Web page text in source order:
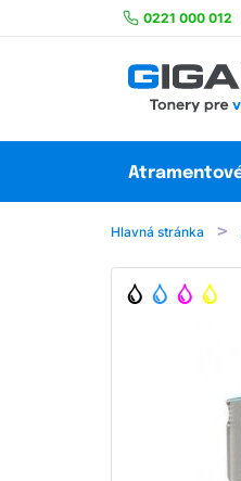
0221 000 012
Hlavná stránka